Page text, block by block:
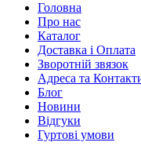
Головна
Про нас
Каталог
Доставка і Оплата
Зворотній звязок
Адреса та
Блог
Новини
Відгуки
Гуртові умови